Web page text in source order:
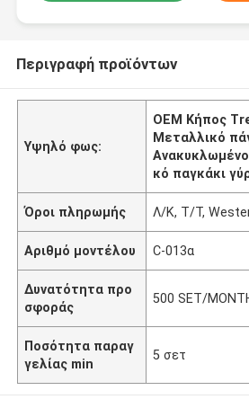
Περιγραφή προϊόντων
Υψηλό φως:
OEM Κήπος
Μεταλλικό
κό παγκάκι
Όροι πληρωμής Λ/Κ, Τ/Τ,
Αριθμό μοντέλου C-013α
Δυνατότητα προ
σφοράς
500 SET/
Ποσότητα παραγ
γελίας min
5 σετ